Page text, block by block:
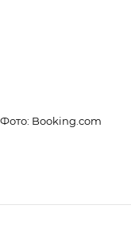
Фото: Booking.com